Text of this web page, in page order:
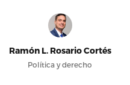
Ramón L. Rosario Cortés
Política y derecho